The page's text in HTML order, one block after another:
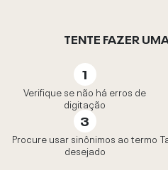
TENTE FAZER
Verifique se não há erros de
digitação
Procure usar sinônimos ao termo
desejado